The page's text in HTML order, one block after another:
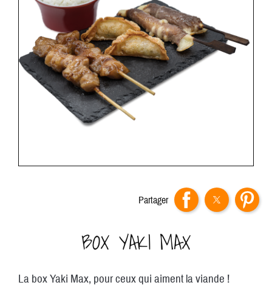
Partager
BOX YAKI MAX
La box Yaki Max, pour ceux qui aiment la viande !